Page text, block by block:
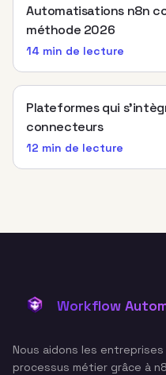
Automatisations n8n
méthode 2026
14 min de lecture
Plateformes qui
connecteurs
12 min de lecture
Workflow
Nous aidons les
processus métier grâce à